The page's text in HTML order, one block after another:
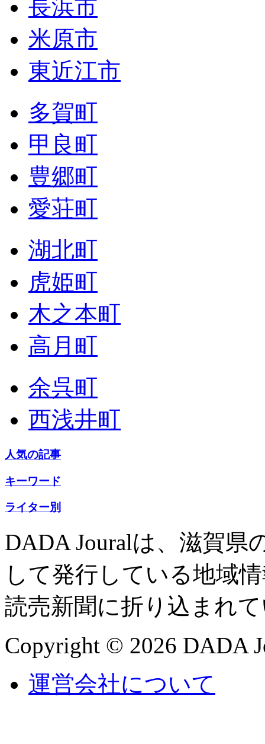
長浜市
米原市
東近江市
多賀町
甲良町
豊郷町
愛荘町
湖北町
虎姫町
木之本町
高月町
余呉町
西浅井町
人気の記事
キーワード
ライター別
DADA Jouralは、滋賀県
して発行している地域
読売新聞に折り込まれ
Copyright © 2026 DADA
運営会社について